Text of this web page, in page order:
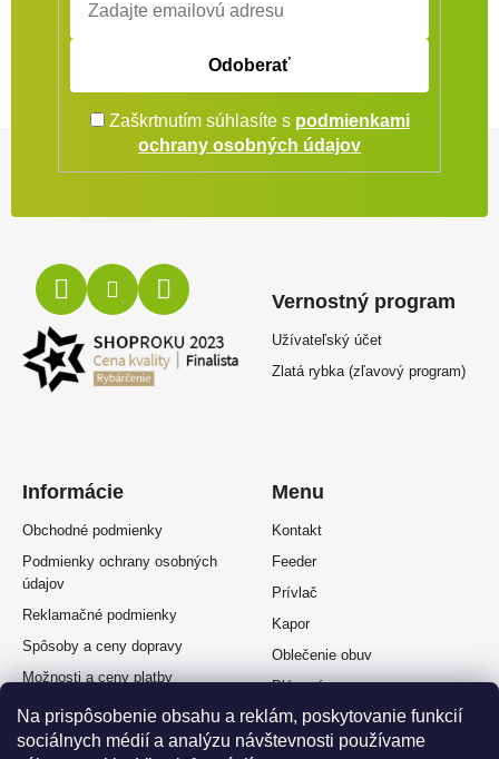
Na prispôsobenie obsahu a reklám, poskytovanie funkcií
sociálnych médií a analýzu návštevnosti používame
Odoberať
Zaškrtnutím súhlasíte s podmienkami
ochrany osobných údajov
Informácie
Obchodné podmienky
Podmienky ochrany osobných
údajov
Reklamačné podmienky
Spôsoby a ceny dopravy
Možnosti a ceny platby
Splátkový predaj
Odstúpenie od zmluvy
Vernostný program
Užívateľský účet
Zlatá rybka (zľavový program)
Menu
Kontakt
Feeder
Prívlač
Kapor
Oblečenie obuv
Plávaná
Muškárina